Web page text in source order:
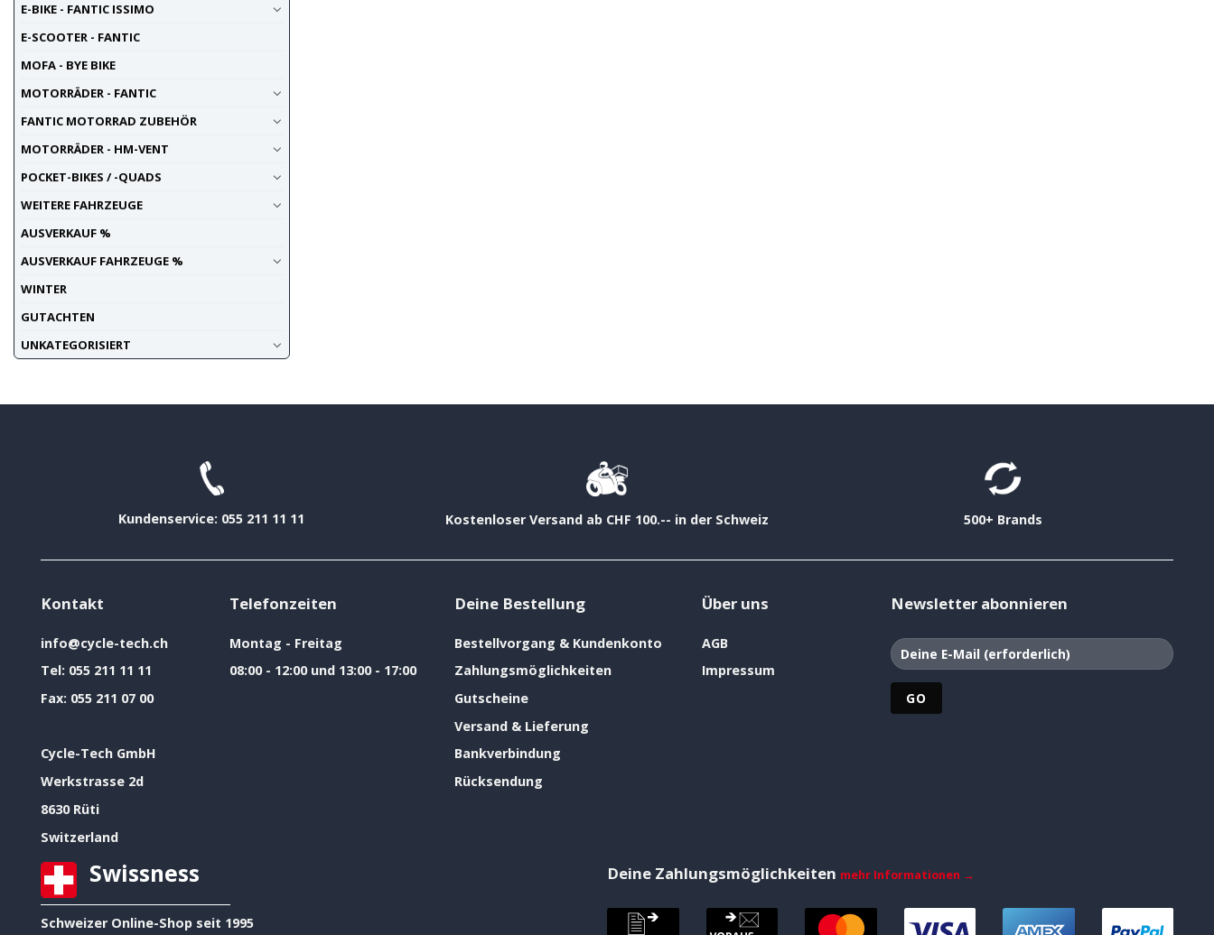
E-BIKE - FANTIC ISSIMO
E-SCOOTER - FANTIC
MOFA - BYE BIKE
MOTORRÄDER - FANTIC
FANTIC MOTORRAD ZUBEHÖR
MOTORRÄDER - HM-VENT
POCKET-BIKES / -QUADS
WEITERE FAHRZEUGE
AUSVERKAUF %
AUSVERKAUF FAHRZEUGE %
WINTER
GUTACHTEN
UNKATEGORISIERT
Kundenservice: 055 211 11 11 Kostenloser Versand ab CHF 100.-- in der Schweiz 500+ Brands
Kontakt
info@cycle-tech.ch
Tel: 055 211 11 11
Fax: 055 211 07 00
Cycle-Tech GmbH
Werkstrasse 2d
8630 Rüti
Switzerland
Telefonzeiten
Montag - Freitag
08:00 - 12:00 und 13:00 - 17:00
Deine Bestellung
Bestellvorgang & Kundenkonto
Zahlungsmöglichkeiten
Gutscheine
Versand & Lieferung
Bankverbindung
Rücksendung
Über uns
AGB
Impressum
Newsletter abonnieren
Swissness
Schweizer Online-Shop seit 1995
Deine Zahlungsmöglichkeiten mehr Informationen →